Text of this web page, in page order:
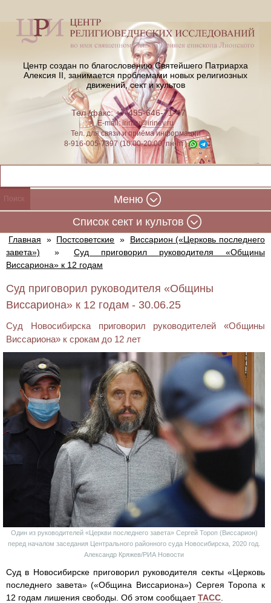
Центр создан по благословению Святейшего Патриарха
Алексия II, занимается проблемами новых религиозных
движений, сект и культов
Тел./факс: +7-495-646-71-47
E-mail:iriney@iriney.ru
Тел. для связи и приёма информации
8-916-005-7397 (10:00-20:00, пн-пт)
Меню
Cписок сект и культов
Главная » Постсоветские »
Виссарион («Церковь последнего
завета»)
»
Суд приговорил руководителя «Общины
Виссариона» к 12 годам
Суд приговорил руководителя «Общины
Виссариона» к 12 годам - 30.06.25
Суд Новосибирска приговорил руководителей «Общины
Виссариона» к срокам до 12 лет
Один из руководителей «Церкви последнего завета» Сергей Тороп (Виссарион)
перед началом заседания Центрального районного суда Новосибирска, 2020 год.
Александр Кряжев/РИА Новости
Суд в Новосибирске приговорил руководителя секты «Церковь
последнего завета» («Община Виссариона») Сергея Торопа к
12 годам лишения свободы. Об этом сообщаетТАСС